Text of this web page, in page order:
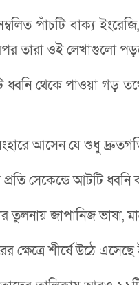
পাঁচটি বাক্য
তারা ওই লেখাগুলো
ধ্বনি থেকে পাওয়া গড়
আসেন যে শুধু
প্রতি সেকেন্ডে আটটি
তুলনায় জাপানিজ ভাষা,
ক্ষেত্রে শীর্ষে উঠে